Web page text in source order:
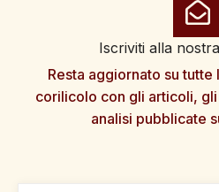
Iscriviti alla
Resta aggiornato su
corilicolo con gli articoli,
analisi pubblicate